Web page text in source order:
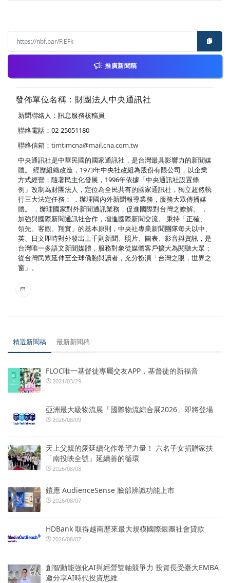
推廣新聞稿
發佈單位名稱：財團法人中央通訊社
新聞聯絡人：訊息服務核稿員
聯絡電話：02-25051180
聯絡信箱： timtimcna@mail.cna.com.tw
中央通訊社是中華民國的國家通訊社，是台灣最具影響力的新聞媒
體。 經歷組織改造，1973年中央社改組為股份有限公司，以企業
方式經營；隨著民主化發展，1996年依據「中央通訊社設置條
例」改制為財團法人，定位為全民共有的國家通訊社，獨立超然執
行三大法定任務： ．辦理國內外新聞報導業務，服務大眾傳播媒
體。 ．辦理國家對外新聞通訊業務，促進國際對台灣之瞭解。 ．
加強與國際新聞通訊社合作，增進國際新聞交流。 秉持「正確、
領先、客觀、翔實」的基本原則，中央社專業新聞團隊每天以中、
英、日文即時對外發出上千則新聞、照片、圖表、影音與資訊，是
台灣唯一多語文新聞媒體，服務對象從媒體客戶擴大為閱聽大眾；
從台灣民眾延伸至全球僑胞與讀者，充分扮演「台灣之眼，世界之
窗」。
精選新聞稿 最新新聞稿
FLOC唯一基督徒專屬交友APP，基督徒的新福音
2021/03/29
亞洲最大級物流展「國際物流綜合展2026」即將登場
2026/08/09
天上父親的愛延續化作希望力量！ 六名子女捐贈家扶
「南投映全號」延續善的循環
2026/08/08
鎧應 AudienceSense 臉部辨識功能上市
2026/08/07
HDBank 取得越南歷來最大規模國際銀團社會貸款
2026/08/07
創智動能強化AI與經營雙軸競爭力 投資長受臺大EMBA
邀分享AI時代投資思維